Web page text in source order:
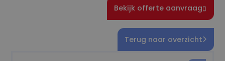
Bekijk offerte aanvraag
Terug naar overzicht